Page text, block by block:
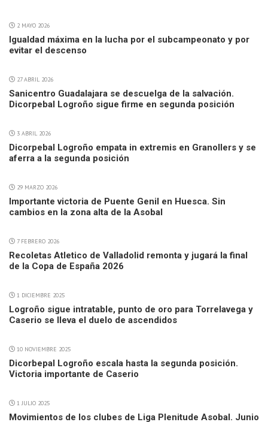
2 MAYO 2026
Igualdad máxima en la lucha por el subcampeonato y por
evitar el descenso
27 ABRIL 2026
Sanicentro Guadalajara se descuelga de la salvación.
Dicorpebal Logroño sigue firme en segunda posición
3 ABRIL 2026
Dicorpebal Logroño empata in extremis en Granollers y se
aferra a la segunda posición
29 MARZO 2026
Importante victoria de Puente Genil en Huesca. Sin
cambios en la zona alta de la Asobal
7 FEBRERO 2026
Recoletas Atletico de Valladolid remonta y jugará la final
de la Copa de España 2026
1 DICIEMBRE 2025
Logroño sigue intratable, punto de oro para Torrelavega y
Caserio se lleva el duelo de ascendidos
10 NOVIEMBRE 2025
Dicorbepal Logroño escala hasta la segunda posición.
Victoria importante de Caserio
1 JULIO 2025
Movimientos de los clubes de Liga Plenitude Asobal. Junio